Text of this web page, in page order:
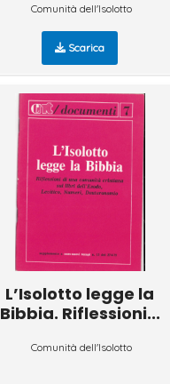
Comunità dell'Isolotto
Scarica
L’Isolotto legge la
Bibbia. Riflessioni...
Comunità dell'Isolotto